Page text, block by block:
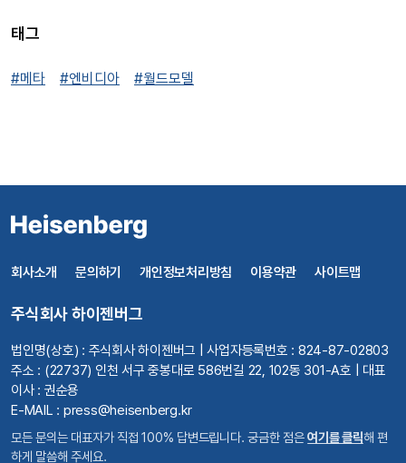
태그
#메타 #엔비디아 #월드모델
회사소개 문의하기 개인정보처리방침 이용약관 사이트맵
주식회사 하이젠버그
법인명(상호) : 주식회사 하이젠버그 | 사업자등록번호 : 824-87-02803
주소 : (22737) 인천 서구 중봉대로 586번길 22, 102동 301-A호 | 대표
이사 : 권순용
E-MAIL : press@heisenberg.kr
모든 문의는 대표자가 직접 100% 답변드립니다. 궁금한 점은여기를 클릭해 편
하게 말씀해 주세요.